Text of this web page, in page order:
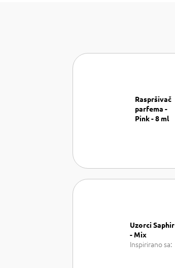
Raspršivač
parfema -
Pink - 8 ml
Uzorci Saphir
- Mix
Inspirirano sa: